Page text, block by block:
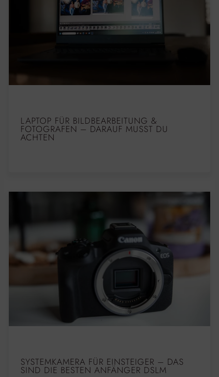
LAPTOP FÜR BILDBEARBEITUNG &
FOTOGRAFEN – DARAUF MUSST DU
ACHTEN
SYSTEMKAMERA FÜR EINSTEIGER – DAS
SIND DIE BESTEN ANFÄNGER DSLM